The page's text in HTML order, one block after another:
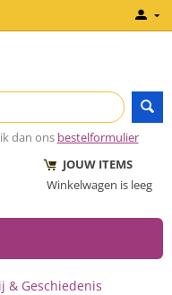
dan ons bestelformulier
JOUW ITEMS
Winkelwagen is leeg
& Geschiedenis